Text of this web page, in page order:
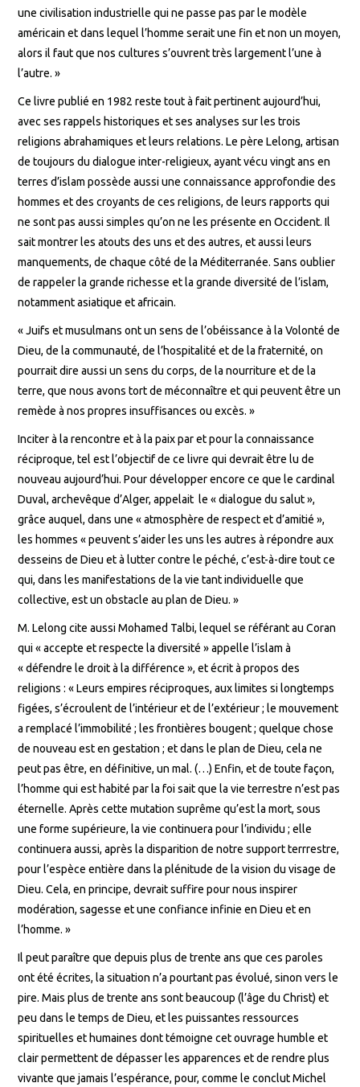
une civilisation industrielle qui ne passe pas par le modèle
américain et dans lequel l’homme serait une fin et non un moyen,
alors il faut que nos cultures s’ouvrent très largement l’une à
l’autre. »
Ce livre publié en 1982 reste tout à fait pertinent aujourd’hui,
avec ses rappels historiques et ses analyses sur les trois
religions abrahamiques et leurs relations. Le père Lelong, artisan
de toujours du dialogue inter-religieux, ayant vécu vingt ans en
terres d’islam possède aussi une connaissance approfondie des
hommes et des croyants de ces religions, de leurs rapports qui
ne sont pas aussi simples qu’on ne les présente en Occident. Il
sait montrer les atouts des uns et des autres, et aussi leurs
manquements, de chaque côté de la Méditerranée. Sans oublier
de rappeler la grande richesse et la grande diversité de l’islam,
notamment asiatique et africain.
« Juifs et musulmans ont un sens de l’obéissance à la Volonté de
Dieu, de la communauté, de l’hospitalité et de la fraternité, on
pourrait dire aussi un sens du corps, de la nourriture et de la
terre, que nous avons tort de méconnaître et qui peuvent être un
remède à nos propres insuffisances ou excès. »
Inciter à la rencontre et à la paix par et pour la connaissance
réciproque, tel est l’objectif de ce livre qui devrait être lu de
nouveau aujourd’hui. Pour développer encore ce que le cardinal
Duval, archevêque d’Alger, appelait le « dialogue du salut »,
grâce auquel, dans une « atmosphère de respect et d’amitié »,
les hommes « peuvent s’aider les uns les autres à répondre aux
desseins de Dieu et à lutter contre le péché, c’est-à-dire tout ce
qui, dans les manifestations de la vie tant individuelle que
collective, est un obstacle au plan de Dieu. »
M. Lelong cite aussi Mohamed Talbi, lequel se référant au Coran
qui « accepte et respecte la diversité » appelle l’islam à
« défendre le droit à la différence », et écrit à propos des
religions : « Leurs empires réciproques, aux limites si longtemps
figées, s’écroulent de l’intérieur et de l’extérieur ; le mouvement
a remplacé l’immobilité ; les frontières bougent ; quelque chose
de nouveau est en gestation ; et dans le plan de Dieu, cela ne
peut pas être, en définitive, un mal. (…) Enfin, et de toute façon,
l’homme qui est habité par la foi sait que la vie terrestre n’est pas
éternelle. Après cette mutation suprême qu’est la mort, sous
une forme supérieure, la vie continuera pour l’individu ; elle
continuera aussi, après la disparition de notre support terrrestre,
pour l’espèce entière dans la plénitude de la vision du visage de
Dieu. Cela, en principe, devrait suffire pour nous inspirer
modération, sagesse et une confiance infinie en Dieu et en
l’homme. »
Il peut paraître que depuis plus de trente ans que ces paroles
ont été écrites, la situation n’a pourtant pas évolué, sinon vers le
pire. Mais plus de trente ans sont beaucoup (l’âge du Christ) et
peu dans le temps de Dieu, et les puissantes ressources
spirituelles et humaines dont témoigne cet ouvrage humble et
clair permettent de dépasser les apparences et de rendre plus
vivante que jamais l’espérance, pour, comme le conclut Michel